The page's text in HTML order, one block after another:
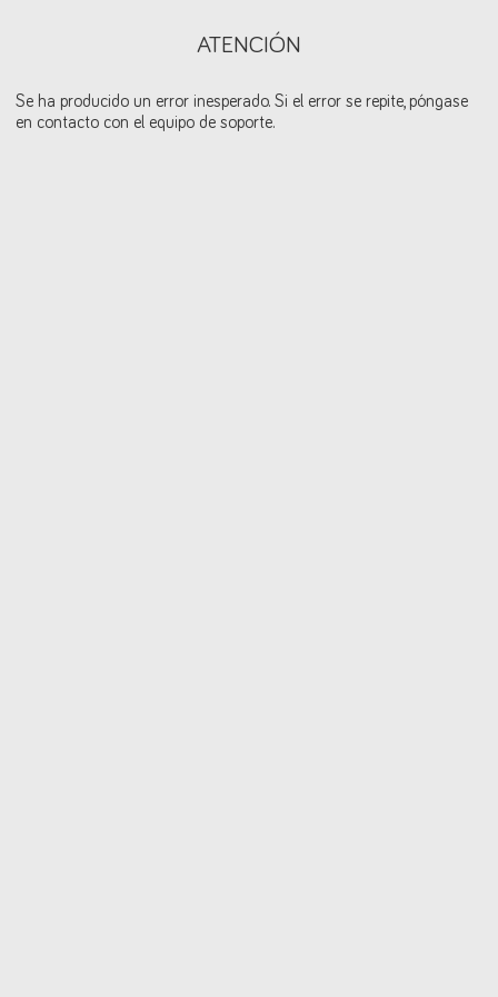
ATENCIÓN
Se ha producido un error inesperado. Si el error se repite, póngase
en contacto con el equipo de soporte.